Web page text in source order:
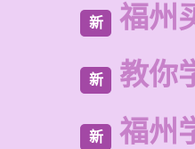
新 福州
新 教你
新 福州